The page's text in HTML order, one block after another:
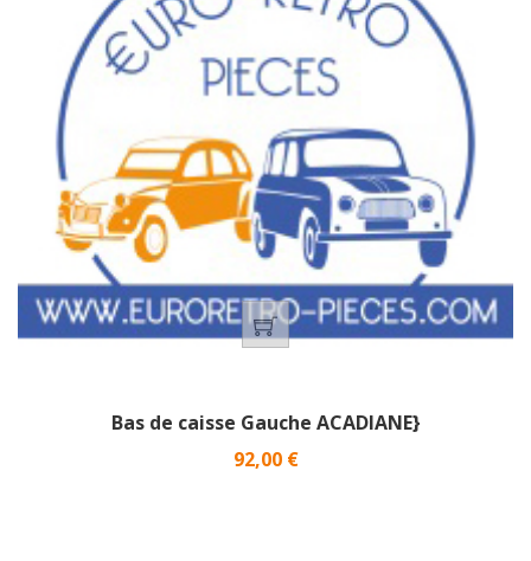
Bas de caisse Gauche ACADIANE}
Prix
92,00 €